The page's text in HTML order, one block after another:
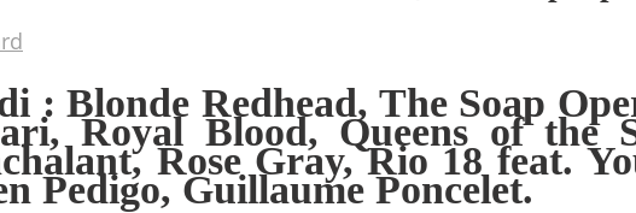
: Blonde Redhead, The Soap
Royal Blood, Queens of the
Rose Gray, Rio 18 feat.
Pedigo, Guillaume Poncelet.